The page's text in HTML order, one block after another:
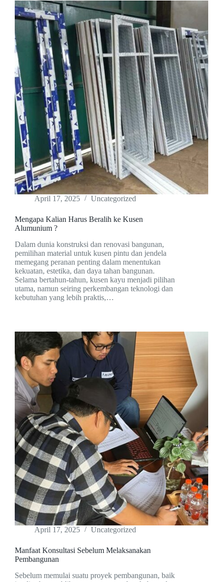
April 17, 2025 Uncategorized
Mengapa Kalian Harus Beralih ke Kusen
Alumunium ?
Dalam dunia konstruksi dan renovasi bangunan,
pemilihan material untuk kusen pintu dan jendela
memegang peranan penting dalam menentukan
kekuatan, estetika, dan daya tahan bangunan.
Selama bertahun-tahun, kusen kayu menjadi pilihan
utama, namun seiring perkembangan teknologi dan
kebutuhan yang lebih praktis,…
April 17, 2025 Uncategorized
Manfaat Konsultasi Sebelum Melaksanakan
Pembangunan
Sebelum memulai suatu proyek pembangunan, baik